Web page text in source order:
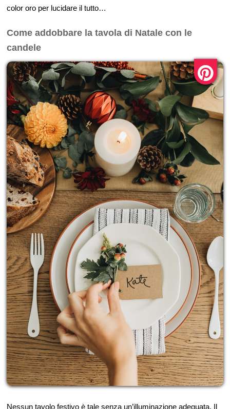
color oro per lucidare il tutto…
Come addobbare la tavola di Natale con le
candele
Nessun tavolo festivo è tale senza un’illuminazione adeguata. Il